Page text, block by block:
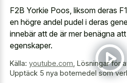
F2B Yorkie Poos, liksom deras
en högre andel pudel i deras
innebär att de är mer benägna
egenskaper.
Källa: youtube.com Lösningar för
Upptäck 5 nya botemedel som